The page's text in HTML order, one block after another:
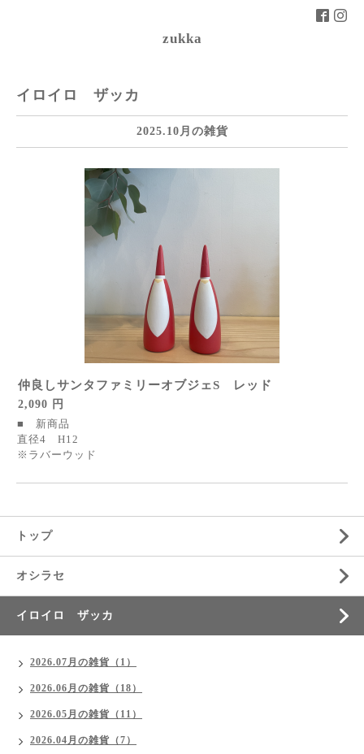
zukka
イロイロ ザッカ
2025.10月の雑貨
仲良しサンタファミリーオブジェS レッド
2,090 円
■ 新商品
直径4 H12
※ラバーウッド
トップ
オシラセ
イロイロ ザッカ
2026.07月の雑貨（1）
2026.06月の雑貨（18）
2026.05月の雑貨（11）
2026.04月の雑貨（7）